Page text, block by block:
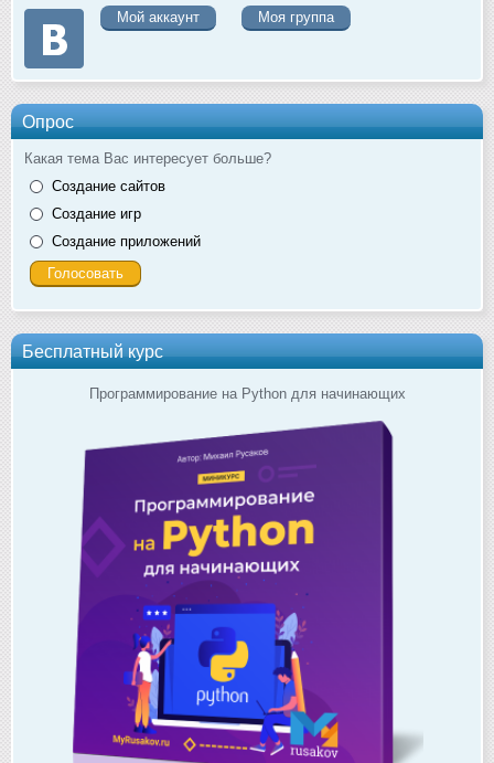
Мой аккаунт
Моя группа
Опрос
Какая тема Вас интересует больше?
Создание сайтов
Создание игр
Создание приложений
Бесплатный курс
Программирование на Python для начинающих